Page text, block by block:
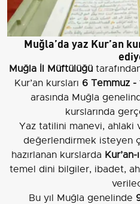
Muğla’da yaz Kur’an
Muğla İl Müftülüğü
Kur’an kursları 6 Temmuz -
arasında Muğla
kurslarında
Yaz tatilini manevi, ahlaki
değerlendirmek isteyen
hazırlanan kurslarda
temel dini bilgiler, ibadet,
Bu yıl Muğla genelinde